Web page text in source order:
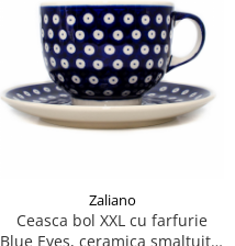
Zaliano
Ceasca bol XXL cu farfurie
Blue Eyes, ceramica smaltuita,